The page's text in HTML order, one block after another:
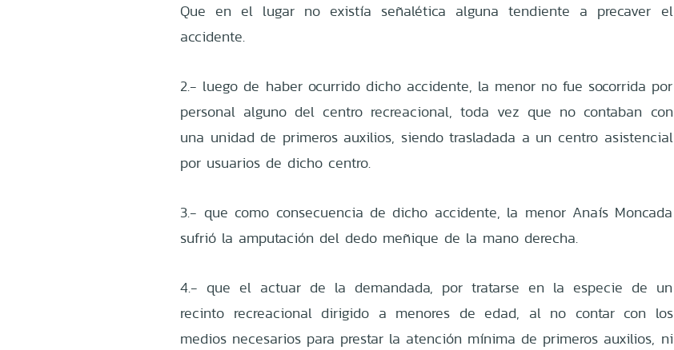
Que en el lugar no existía señalética alguna tendiente a precaver el
accidente.
2.- luego de haber ocurrido dicho accidente, la menor no fue socorrida por
personal alguno del centro recreacional, toda vez que no contaban con
una unidad de primeros auxilios, siendo trasladada a un centro asistencial
por usuarios de dicho centro.
3.- que como consecuencia de dicho accidente, la menor Anaís Moncada
sufrió la amputación del dedo meñique de la mano derecha.
4.- que el actuar de la demandada, por tratarse en la especie de un
recinto recreacional dirigido a menores de edad, al no contar con los
medios necesarios para prestar la atención mínima de primeros auxilios, ni